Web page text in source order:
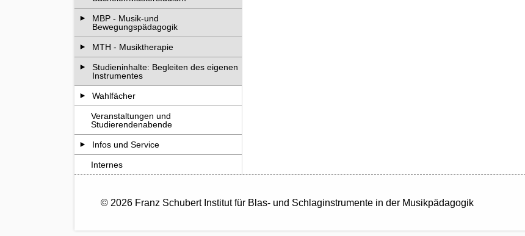
MBP - Musik-und
Bewegungspädagogik
MTH - Musiktherapie
Studieninhalte: Begleiten des eigenen
Instrumentes
Wahlfächer
Veranstaltungen und
Studierendenabende
Infos und Service
Internes
© 2026 Franz Schubert Institut für Blas- und Schlaginstrumente in der Musikpädagogik